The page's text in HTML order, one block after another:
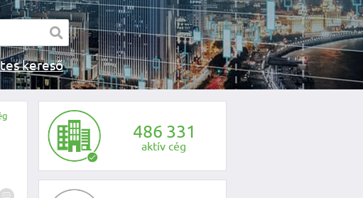
Részletes kereső
vagy vegye fel velünk a kapcsolatot az alábbi
486 331
aktív cég